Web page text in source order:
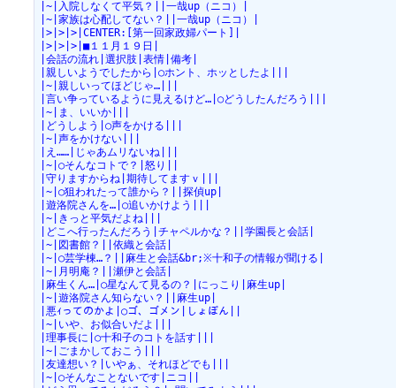
|~|入院しなくて平気？||一哉up（ニコ）|
|~|家族は心配してない？||一哉up（ニコ）|
|>|>|>|CENTER:[第一回家政婦パート]|
|>|>|>|■１１月１９日|
|会話の流れ|選択肢|表情|備考|
|親しいようでしたから|○ホント、ホッとしたよ|||
|~|親しいってほどじゃ…|||
|言い争っているように見えるけど…|○どうしたんだろう|||
|~|ま、いいか|||
|どうしよう|○声をかける|||
|~|声をかけない|||
|え……|じゃあムリないね|||
|~|○そんなコトで？|怒り||
|守りますからね|期待してますｖ|||
|~|○狙われたって誰から？||探偵up|
|遊洛院さんを…|○追いかけよう|||
|~|きっと平気だよね|||
|どこへ行ったんだろう|チャペルかな？||学園長と会話|
|~|図書館？||依織と会話|
|~|○芸学棟…？||麻生と会話&br;※十和子の情報が聞ける|
|~|月明庵？||瀬伊と会話|
|麻生くん…|○星なんて見るの？|にっこり|麻生up|
|~|遊洛院さん知らない？||麻生up|
|悪ｨってのかよ|○ゴ、ゴメン|しょぼん||
|~|いや、お似合いだよ|||
|理事長に|○十和子のコトを話す|||
|~|ごまかしておこう|||
|友達想い？|いやぁ、それほどでも|||
|~|○そんなことないです|ニコ||